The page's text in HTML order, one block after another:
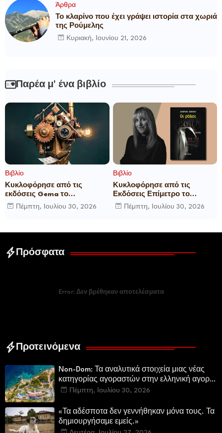
Άρθρα
Το κλαρίνο που έχει γράψει ιστορία στα χωριά
της Ρούμελης
Κυριακή, Ιουνίου 21, 2026
Παρέα μ' ένα βιβλίο
Βιβλίο
Κυκλοφόρησε από τις
εκδόσεις Gema το
μυθιστόρημα του γνωστού
δημοσιογράφου Γεώργιου Θ.
Πέμπτη, Ιουλίου 30, 2026
Βιβλίο
Κυκλοφόρησε από τις
Εκδόσεις Επίμετρο το
αστυνομικό μυθιστόρημα της
Κατερίνας Πανούση Οι ρόλοι
Πέμπτη, Ιουλίου 30, 2026
Πρόσφατα
Error:Δεν βρέθηκαν αποτελέσματα
Προτεινόμενα
Non-Dom: Τα αναλυτικά στοιχεία μιας νέας
κατηγορίας αγοραστών στην ελληνική αγορά
πολυτελών κατοικιών
Πέμπτη, Ιουλίου 30, 2026
«Τα αδέσποτα δεν γεννήθηκαν μόνα τους. Τα
δημιουργήσαμε εμείς.»